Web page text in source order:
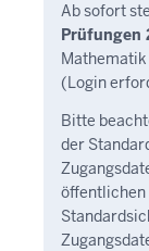
Ab sofort
Prüfungen
Mathematik
(Login
Bitte
der
öffentlichen